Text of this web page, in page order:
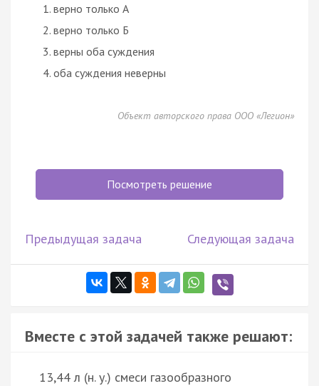
верно только А
верно только Б
верны оба суждения
оба суждения неверны
Объект авторского права ООО «Легион»
Посмотреть решение
Предыдущая задача Следующая задача
Вместе с этой задачей также решают:
13,44 л (н. у.) смеси газообразного